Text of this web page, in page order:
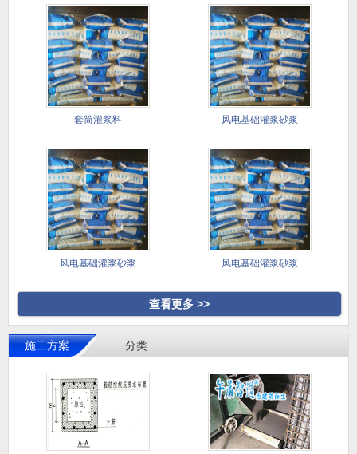
套筒灌浆料 风电基础灌浆砂浆
风电基础灌浆砂浆 风电基础灌浆砂浆
查看更多 >>
施工方案 分类